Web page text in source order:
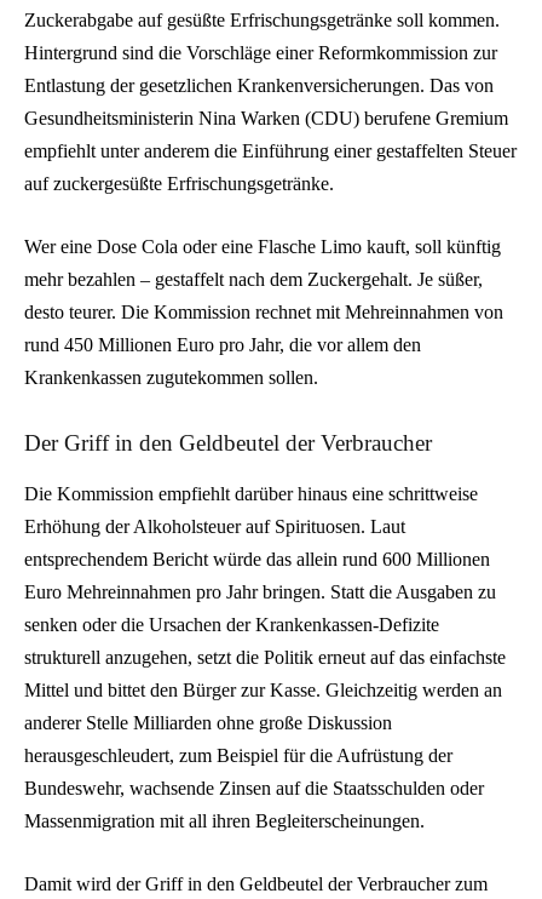
Zuckerabgabe auf gesüßte Erfrischungsgetränke soll kommen.
Hintergrund sind die Vorschläge einer Reformkommission zur
Entlastung der gesetzlichen Krankenversicherungen. Das von
Gesundheitsministerin Nina Warken (CDU) berufene Gremium
empfiehlt unter anderem die Einführung einer gestaffelten Steuer
auf zuckergesüßte Erfrischungsgetränke.
Wer eine Dose Cola oder eine Flasche Limo kauft, soll künftig
mehr bezahlen – gestaffelt nach dem Zuckergehalt. Je süßer,
desto teurer. Die Kommission rechnet mit Mehreinnahmen von
rund 450 Millionen Euro pro Jahr, die vor allem den
Krankenkassen zugutekommen sollen.
Der Griff in den Geldbeutel der Verbraucher
Die Kommission empfiehlt darüber hinaus eine schrittweise
Erhöhung der Alkoholsteuer auf Spirituosen. Laut
entsprechendem Bericht würde das allein rund 600 Millionen
Euro Mehreinnahmen pro Jahr bringen. Statt die Ausgaben zu
senken oder die Ursachen der Krankenkassen-Defizite
strukturell anzugehen, setzt die Politik erneut auf das einfachste
Mittel und bittet den Bürger zur Kasse. Gleichzeitig werden an
anderer Stelle Milliarden ohne große Diskussion
herausgeschleudert, zum Beispiel für die Aufrüstung der
Bundeswehr, wachsende Zinsen auf die Staatsschulden oder
Massenmigration mit all ihren Begleiterscheinungen.
Damit wird der Griff in den Geldbeutel der Verbraucher zum